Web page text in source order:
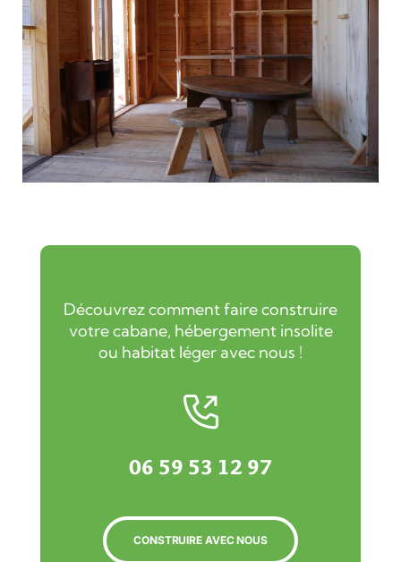
Découvrez comment faire construire
votre cabane, hébergement insolite
ou habitat léger avec nous !
06 59 53 12 97
CONSTRUIRE AVEC NOUS